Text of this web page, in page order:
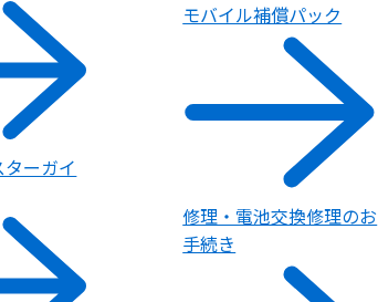
ーガイ
モバイル補償パック
修理・電池交換修理のお
手続き